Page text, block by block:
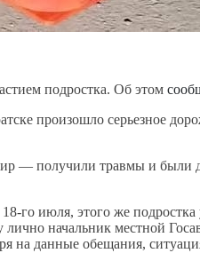
подростка. Об этом
произошло серьезное
— получили травмы и были
го июля, этого же
начальник местной
на данные обещания,